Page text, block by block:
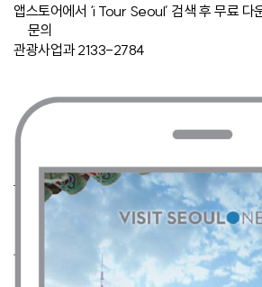
앱스토어에서 ‘i Tour Seoul’ 검색 후 무료 다
문의
관광사업과 2133-2784